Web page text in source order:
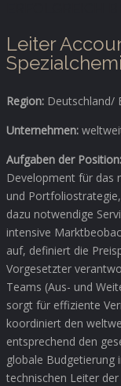
Leiter
Region: Deutschland/
Unternehmen:
Aufgaben der Position:
Development für das
und
dazu notwendige
intensive
auf, definiert die
Vorgesetzter
Teams (Aus- und
sorgt für effiziente
koordiniert den
entsprechend den
globale Budgetierung
technischen Leiter